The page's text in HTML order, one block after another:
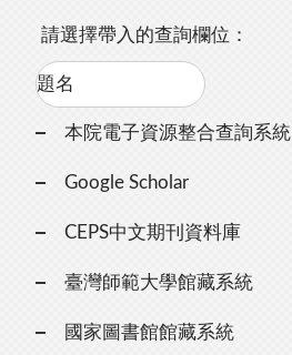
請選擇帶入的查詢欄位：
本院電子資源整合查詢系統
Google Scholar
CEPS中文期刊資料庫
臺灣師範大學館藏系統
國家圖書館館藏系統